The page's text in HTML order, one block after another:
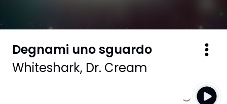
Degnami uno sguardo
Whiteshark, Dr. Cream